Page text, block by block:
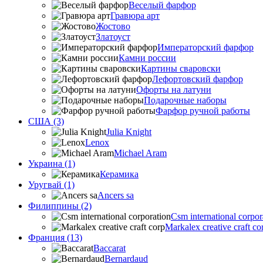
Веселый фарфор
Гравюра арт
Жостово
Златоуст
Императорский фарфор
Камни россии
Картины сваровски
Лефортовский фарфор
Офорты на латуни
Подарочные наборы
Фарфор ручной работы
США (3)
Julia Knight
Lenox
Michael Aram
Украина (1)
Керамика
Уругвай (1)
Ancers sa
Филиппины (2)
Csm international
Markalex creative craft
Франция (13)
Baccarat
Bernardaud